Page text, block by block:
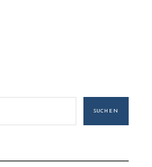
SUCHEN